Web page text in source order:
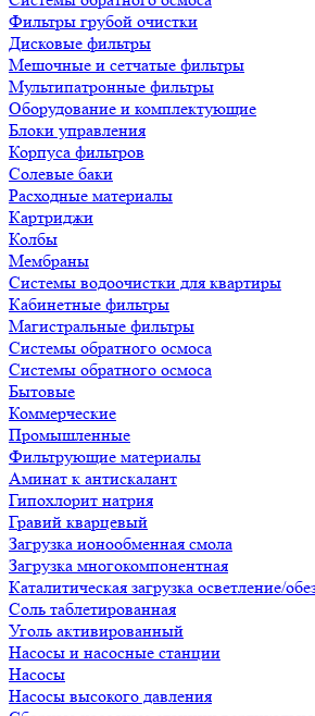
Фильтры грубой очистки
Дисковые фильтры
Мешочные и сетчатые фильтры
Мультипатронные фильтры
Оборудование и комплектующие
Блоки управления
Корпуса фильтров
Солевые баки
Расходные материалы
Картриджи
Колбы
Мембраны
Системы водоочистки для квартиры
Кабинетные фильтры
Магистральные фильтры
Системы обратного осмоса
Системы обратного осмоса
Бытовые
Коммерческие
Промышленные
Фильтрующие материалы
Аминат к антискалант
Гипохлорит натрия
Гравий кварцевый
Загрузка ионообменная смола
Загрузка многокомпонентная
Каталитическая загрузка осветление/
Соль таблетированная
Уголь активированный
Насосы и насосные станции
Насосы
Насосы высокого давления